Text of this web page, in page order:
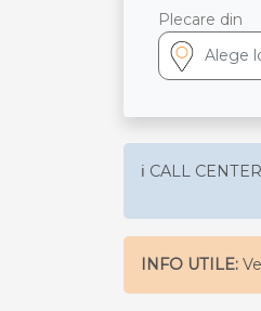
Plecare din
ℹ️ CALL
INFO UTILE: